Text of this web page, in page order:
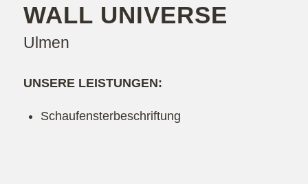
WALL UNIVERSE
Ulmen
UNSERE LEISTUNGEN:
Schaufensterbeschriftung